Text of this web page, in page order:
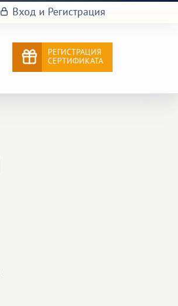
Вход и Регистрация
РЕГИСТРАЦИЯ
СЕРТИФИКАТА